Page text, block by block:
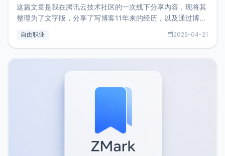
这篇文章是我在腾讯云技术社区的一次线下分享内容，现将其
整理为了文字版，分享了写博客11年来的经历，以及通过博客
了我的首个产品ImgURL的真实数据和产品现状。自我介绍大
自由职业 2025-04-21